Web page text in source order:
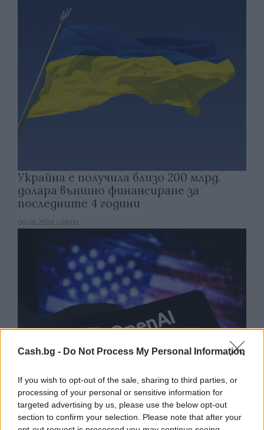
Cash.bg - Do Not Process My Personal Information
If you wish to opt-out of the sale, sharing to third parties, or
processing of your personal or sensitive information for
targeted advertising by us, please use the below opt-out
section to confirm your selection. Please note that after your
Украйна е получила близо 200 млрд.
долара външно финансиране за
последните 4 години
06.08.2026 / 09:00
Експерти: Изкуственият интелект
постига нови нива на „автономност и